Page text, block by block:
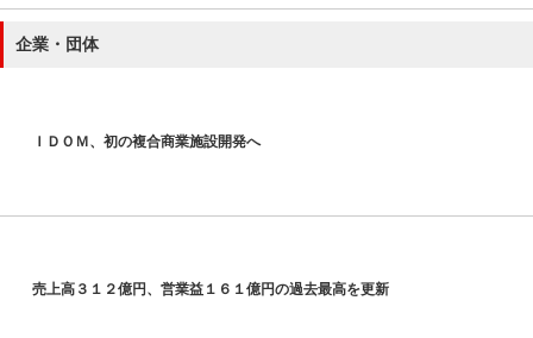
企業・団体
ＩＤＯＭ、初の複合商業施設開発へ
売上高３１２億円、営業益１６１億円の過去最高を更新